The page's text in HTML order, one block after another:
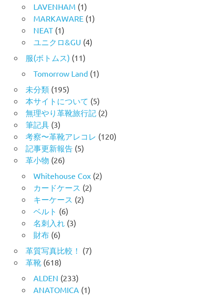
LAVENHAM (1)
MARKAWARE(1)
NEAT(1)
ユニクロ&GU (4)
服(ボトムス) (11)
Tomorrow Land(1)
未分類(195)
本サイトについて (5)
無理やり革靴旅行記 (2)
筆記具(3)
考察〜革靴アレコレ (120)
記事更新報告(5)
革小物 (26)
Whitehouse Cox(2)
カードケース (2)
キーケース (2)
ベルト (6)
名刺入れ (3)
財布(6)
革質写真比較！ (7)
革靴(618)
ALDEN (233)
ANATOMICA (1)